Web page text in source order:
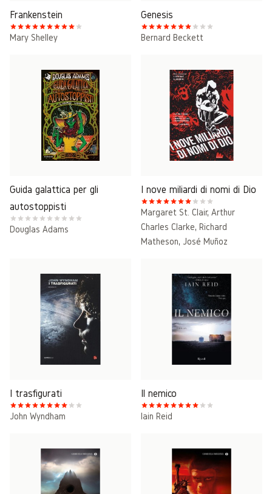
Frankenstein
Mary Shelley
Genesis
Bernard Beckett
Guida galattica per gli
autostoppisti
Douglas Adams
I nove miliardi di nomi di Dio
Margaret St. Clair, Arthur
Charles Clarke, Richard
Matheson, José Muñoz
I trasfigurati
John Wyndham
Il nemico
Iain Reid